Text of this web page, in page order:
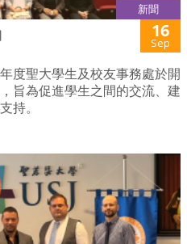
新聞
16
Sep
度聖大學生及校友事務處於開
旨為促進學生之間的交流、建
持。